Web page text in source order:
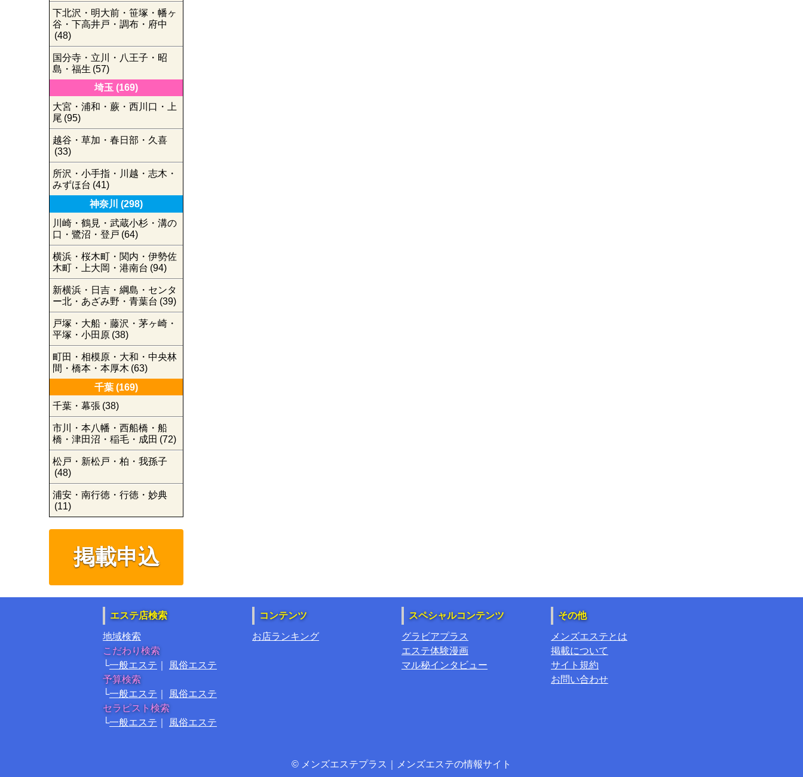
下北沢・明大前・笹塚・幡ヶ
谷・下高井戸・調布・府中
(48)
国分寺・立川・八王子・昭
島・福生 (57)
埼玉 (169)
大宮・浦和・蕨・西川口・上
尾 (95)
越谷・草加・春日部・久喜
(33)
所沢・小手指・川越・志木・
みずほ台 (41)
神奈川
(298)
川崎・鶴見・武蔵小杉・溝の
口・鷺沼・登戸 (64)
横浜・桜木町・関内・伊勢佐
木町・上大岡・港南台 (94)
新横浜・日吉・綱島・センタ
ー北・あざみ野・青葉台 (39)
戸塚・大船・藤沢・茅ヶ崎・
平塚・小田原 (38)
町田・相模原・大和・中央林
間・橋本・本厚木 (63)
千葉 (169)
千葉・幕張 (38)
市川・本八幡・西船橋・船
橋・津田沼・稲毛・成田 (72)
松戸・新松戸・柏・我孫子
(48)
浦安・南行徳・行徳・妙典
(11)
掲載申込
エステ店検索
地域検索
こだわり検索
一般エステ
風俗エステ
予算検索
一般エステ
風俗エステ
セラピスト検索
一般エステ
風俗エステ
コンテンツ
お店ランキング
スペシャルコンテンツ
グラビアプラス
エステ体験漫画
マル秘インタビュー
その他
メンズエステとは
掲載について
サイト規約
お問い合わせ
© メンズエステプラス｜メンズエステの情報サイト